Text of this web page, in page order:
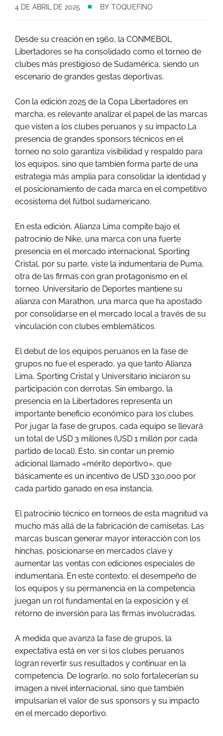
4 DE ABRIL DE 2025 BY TOQUEFINO
Desde su creación en 1960, la CONMEBOL
Libertadores se ha consolidado como el torneo de
clubes más prestigioso de Sudamérica, siendo un
escenario de grandes gestas deportivas.
Con la edición 2025 de la Copa Libertadores en
marcha, es relevante analizar el papel de las marcas
que visten a los clubes peruanos y su impacto.La
presencia de grandes sponsors técnicos en el
torneo no solo garantiza visibilidad y respaldo para
los equipos, sino que también forma parte de una
estrategia más amplia para consolidar la identidad y
el posicionamiento de cada marca en el competitivo
ecosistema del fútbol sudamericano.
En esta edición, Alianza Lima compite bajo el
patrocinio de Nike, una marca con una fuerte
presencia en el mercado internacional. Sporting
Cristal, por su parte, viste la indumentaria de Puma,
otra de las firmas con gran protagonismo en el
torneo. Universitario de Deportes mantiene su
alianza con Marathon, una marca que ha apostado
por consolidarse en el mercado local a través de su
vinculación con clubes emblemáticos.
El debut de los equipos peruanos en la fase de
grupos no fue el esperado, ya que tanto Alianza
Lima, Sporting Cristal y Universitario iniciaron su
participación con derrotas. Sin embargo, la
presencia en la Libertadores representa un
importante beneficio económico para los clubes.
Por jugar la fase de grupos, cada equipo se llevará
un total de USD 3 millones (USD 1 millón por cada
partido de local). Esto, sin contar un premio
adicional llamado «mérito deportivo», que
básicamente es un incentivo de USD 330.000 por
cada partido ganado en esa instancia.
El patrocinio técnico en torneos de esta magnitud va
mucho más allá de la fabricación de camisetas. Las
marcas buscan generar mayor interacción con los
hinchas, posicionarse en mercados clave y
aumentar las ventas con ediciones especiales de
indumentaria. En este contexto, el desempeño de
los equipos y su permanencia en la competencia
juegan un rol fundamental en la exposición y el
retorno de inversión para las firmas involucradas.
A medida que avanza la fase de grupos, la
expectativa está en ver si los clubes peruanos
logran revertir sus resultados y continuar en la
competencia. De lograrlo, no solo fortalecerían su
imagen a nivel internacional, sino que también
impulsarían el valor de sus sponsors y su impacto
en el mercado deportivo.